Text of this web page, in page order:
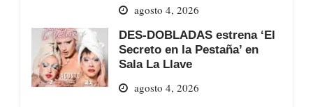
agosto 4, 2026
DES-DOBLADAS estrena ‘El
Secreto en la Pestaña’ en
Sala La Llave
agosto 4, 2026